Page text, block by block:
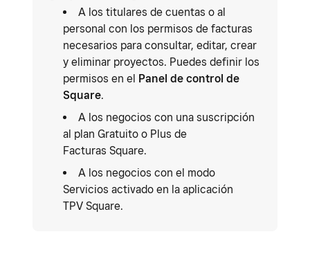
A los titulares de cuentas o al
personal con los permisos de facturas
necesarios para consultar, editar, crear
y eliminar proyectos. Puedes definir los
permisos en el Panel de control de
Square.
A los negocios con una suscripción
al plan Gratuito o Plus de
Facturas Square.
A los negocios con el modo
Servicios activado en la aplicación
TPV Square.